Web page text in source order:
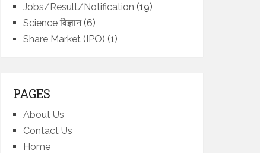
Jobs/Result/Notification (19)
Science विज्ञान(6)
Share Market (IPO) (1)
PAGES
About Us
Contact Us
Home